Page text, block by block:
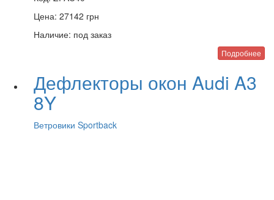
Цена: 27142 грн
Наличие: под заказ
Подробнее
Дефлекторы окон Audi A3
8Y
Ветровики Sportback